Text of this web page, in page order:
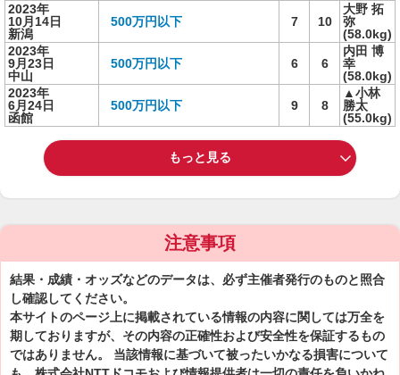
2023年
10月14日
新潟
500万円以下 7 10
大野 拓
弥
(58.0kg)
2023年
9月23日
中山
500万円以下 6 6
内田 博
幸
(58.0kg)
2023年
6月24日
函館
500万円以下 9 8
▲小林
勝太
(55.0kg)
もっと見る
注意事項
結果・成績・オッズなどのデータは、必ず主催者発行のものと照合
し確認してください。
本サイトのページ上に掲載されている情報の内容に関しては万全を
期しておりますが、その内容の正確性および安全性を保証するもの
ではありません。 当該情報に基づいて被ったいかなる損害について